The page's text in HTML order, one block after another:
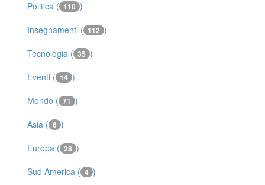
Politica ( 110 )
Insegnamenti ( 112 )
Tecnologia ( 35 )
Eventi ( 14 )
Mondo ( 71 )
Asia ( 6 )
Europa ( 28 )
Sud America ( 4 )